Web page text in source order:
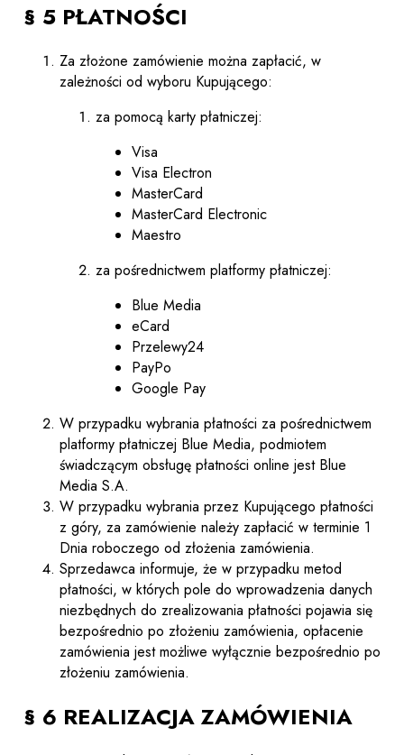
§ 5 PŁATNOŚCI
Za złożone zamówienie można zapłacić, w
zależności od wyboru Kupującego:
za pomocą karty płatniczej:
Visa
Visa Electron
MasterCard
MasterCard Electronic
Maestro
za pośrednictwem platformy płatniczej:
Blue Media
eCard
Przelewy24
PayPo
Google Pay
W przypadku wybrania płatności za pośrednictwem
platformy płatniczej Blue Media, podmiotem
świadczącym obsługę płatności online jest Blue
Media S.A.
W przypadku wybrania przez Kupującego płatności
z góry, za zamówienie należy zapłacić w terminie 1
Dnia roboczego od złożenia zamówienia.
Sprzedawca informuje, że w przypadku metod
płatności, w których pole do wprowadzenia danych
niezbędnych do zrealizowania płatności pojawia się
bezpośrednio po złożeniu zamówienia, opłacenie
zamówienia jest możliwe wyłącznie bezpośrednio po
złożeniu zamówienia.
§ 6 REALIZACJA ZAMÓWIENIA